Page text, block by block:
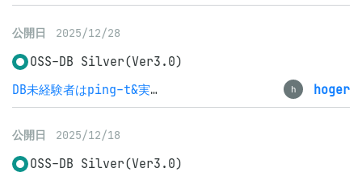
公開日 2025/12/28
OSS-DB Silver(Ver3.0)
DB未経験者はping-t&実践演習で取り組むのが吉
h hoger
公開日 2025/12/18
OSS-DB Silver(Ver3.0)